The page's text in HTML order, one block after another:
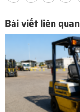
Bài viết liên quan